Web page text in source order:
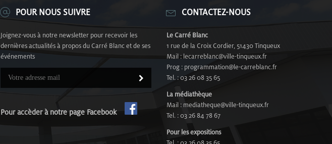
POUR NOUS SUIVRE
Joignez-vous à notre newsletter pour recevoir les
dernières actualités à propos du Carré Blanc et de ses
événements
Pour accèder à notre page Facebook
CONTACTEZ-NOUS
Le Carré Blanc
1 rue de la Croix Cordier, 51430 Tinqueux
Mail : lecarreblanc@ville-tinqueux.fr
Prog : programmation@le-carreblanc.fr
Tel. : 03 26 08 35 65
La médiathèque
Mail : mediatheque@ville-tinqueux.fr
Tel. : 03 26 84 78 67
Pour les expositions